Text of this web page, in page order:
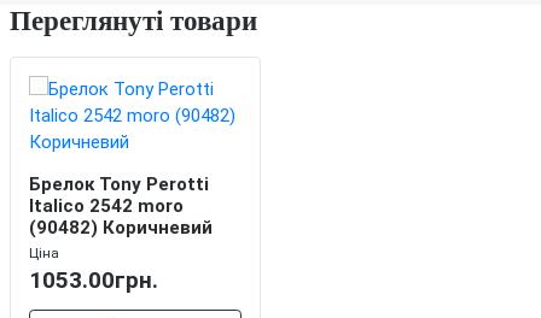
Переглянуті товари
Брелок Tony Perotti
Italico 2542 moro
(90482) Коричневий
Ціна
1053.00грн.